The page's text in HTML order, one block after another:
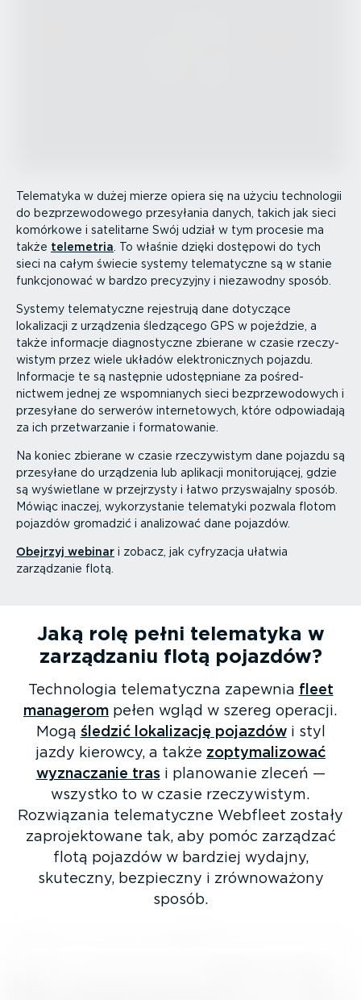
Telematyka w dużej mierze opiera się na użyciu technologii
do bezprze­wo­dowego przesyłania danych, takich jak sieci
komórkowe i satelitarne Swój udział w tym procesie ma
także telemetria . To właśnie dzięki dostępowi do tych
sieci na całym świecie systemy telema­tyczne są w stanie
funkcjo­nować w bardzo precyzyjny i niezawodny sposób.
Systemy telema­tyczne rejestrują dane dotyczące
lokalizacji z urządzenia śledzącego GPS w pojeździe, a
także informacje diagno­styczne zbierane w czasie rzeczy­
wistym przez wiele układów elektro­nicznych pojazdu.
Informacje te są następnie udostęp­niane za pośred­
nictwem jednej ze wspomnianych sieci bezprze­wo­dowych i
przesyłane do serwerów inter­ne­towych, które odpowiadają
za ich przetwa­rzanie i forma­to­wanie.
Na koniec zbierane w czasie rzeczy­wistym dane pojazdu są
przesyłane do urządzenia lub aplikacji monito­ru­jącej, gdzie
są wyświetlane w przejrzysty i łatwo przyswa­jalny sposób.
Mówiąc inaczej, wykorzy­stanie telematyki pozwala flotom
pojazdów gromadzić i analizować dane pojazdów.
Obejrzyj webinar i zobacz, jak cyfryzacja ułatwia
zarządzanie flotą.
Jaką rolę pełni telematyka w
zarządzaniu flotą pojazdów?
Technologia telema­tyczna zapewnia fleet
managerom pełen wgląd w szereg operacji.
Mogą śledzić lokalizację pojazdówi styl
jazdy kierowcy, a także zopty­ma­li­zować
wyznaczanie tras i planowanie zleceń —
wszystko to w czasie rzeczy­wistym.
Rozwiązania telema­tyczne Webfleet zostały
zapro­jek­towane tak, aby pomóc zarządzać
flotą pojazdów w bardziej wydajny,
skuteczny, bezpieczny i zrówno­ważony
sposób.